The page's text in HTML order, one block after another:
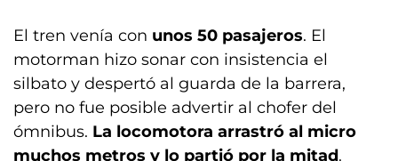
El tren venía con unos 50 pasajeros. El
motorman hizo sonar con insistencia el
silbato y despertó al guarda de la barrera,
pero no fue posible advertir al chofer del
ómnibus. La locomotora arrastró al micro
muchos metros y lo partió por la mitad.